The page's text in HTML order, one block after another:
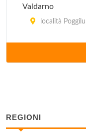
Valdarno
località
via Romana
Agrisalotto
REGIONI